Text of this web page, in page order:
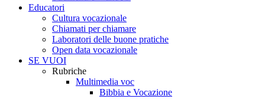
Educatori
Cultura vocazionale
Chiamati per chiamare
Laboratori delle buone pratiche
Open data vocazionale
SE VUOI
Rubriche
Multimedia voc
Bibbia e Vocazione